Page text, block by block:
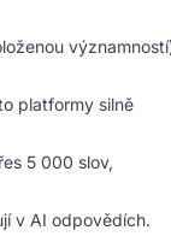
platformy silně
5 000 slov,
v AI odpovědích.